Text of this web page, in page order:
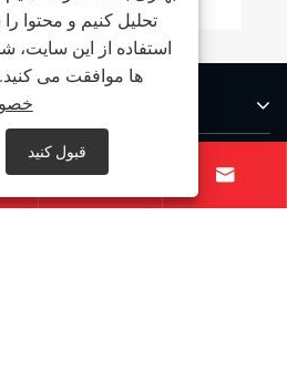
 
تحلیل کنیم و محتوا
استفاده از این سایت،
ها موافقت می کنید.
قبول کنید